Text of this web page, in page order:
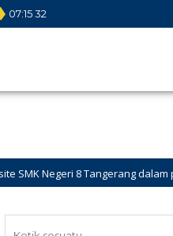
07:15 33
dalam proses update,